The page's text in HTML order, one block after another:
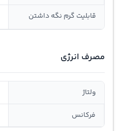
قابلیت گرم نگه داشتن
مصرف انرژی
ولتاژ
فرکانس